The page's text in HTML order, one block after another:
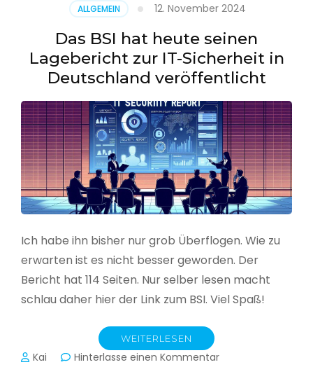
aus
CSV
erstellen
ALLGEMEIN 12. November 2024
Das BSI hat heute seinen
Lagebericht zur IT-Sicherheit in
Deutschland veröffentlicht
Ich habe ihn bisher nur grob Überflogen. Wie zu
erwarten ist es nicht besser geworden. Der
Bericht hat 114 Seiten. Nur selber lesen macht
schlau daher hier der Link zum BSI. Viel Spaß!
WEITERLESEN
Kai Hinterlasse einen Kommentarzu